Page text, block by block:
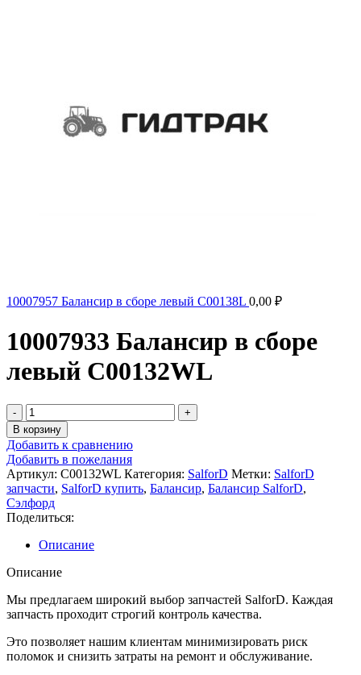
10007957 Балансир в сборе левый C00138L 0,00 ₽
10007933 Балансир в сборе
левый C00132WL
В корзину
Добавить к сравнению
Добавить в пожелания
Артикул: C00132WL Категория: SalforD Метки: SalforD
запчасти, SalforD купить, Балансир, Балансир SalforD,
Сэлфорд
Поделиться:
Описание
Описание
Мы предлагаем широкий выбор запчастей SalforD. Каждая
запчасть проходит строгий контроль качества.
Это позволяет нашим клиентам минимизировать риск
поломок и снизить затраты на ремонт и обслуживание.